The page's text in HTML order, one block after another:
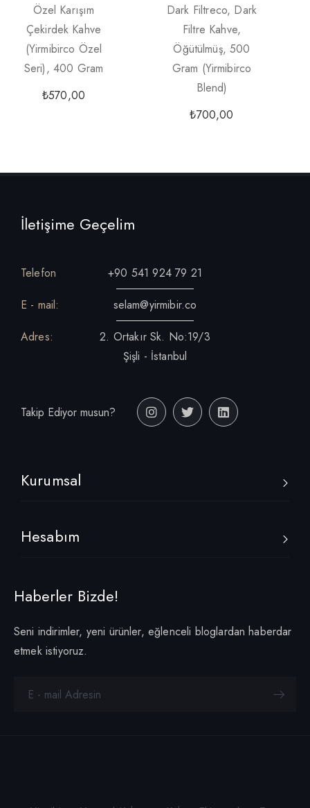
Özel Karışım
Çekirdek Kahve
(Yirmibirco Özel
Seri), 400 Gram
₺570,00
Dark Filtreco, Dark
Filtre Kahve,
Öğütülmüş, 500
Gram (yirmibirco
Blend)
₺700,00
İletişime Geçelim
Telefon
+90 541 924 79 21
E - mail:
selam@yirmibir.co
Adres:
2. Ortakır Sk. No:19/3
Şişli - İstanbul
Takip Ediyor musun?
Kurumsal
Hesabım
Haberler Bizde!
Seni indirimler, yeni ürünler, eğlenceli bloglardan haberdar
etmek istiyoruz.